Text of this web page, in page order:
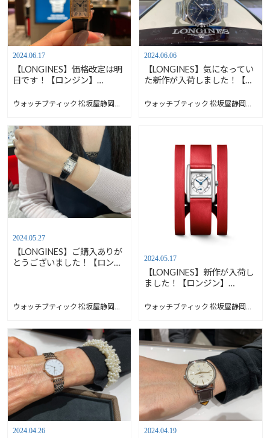
2024.06.17
【LONGINES】価格改定は明
日です！【ロンジン】
2024.06.06
【LONGINES】気になってい
た新作が入荷しました！【ロ
2024.05.27
【LONGINES】ご購入ありが
とうございました！【ロンジ
2024.05.17
【LONGINES】新作が入荷し
ました！【ロンジン】
2024.04.26 2024.04.19